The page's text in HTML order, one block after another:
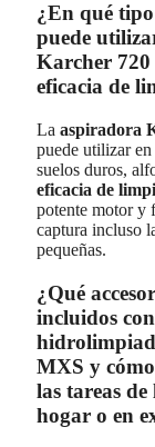
¿En qué tipo
puede
Karcher 720
eficacia de
La aspiradora
puede utilizar en
suelos duros,
eficacia de
potente motor y
captura incluso
pequeñas.
¿Qué
incluidos
MXS y
las tareas de
hogar o en